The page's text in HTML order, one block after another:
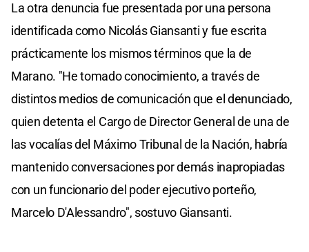
La otra denuncia fue presentada por una persona
identificada como Nicolás Giansanti y fue escrita
prácticamente los mismos términos que la de
Marano. "He tomado conocimiento, a través de
distintos medios de comunicación que el denunciado,
quien detenta el Cargo de Director General de una de
las vocalías del Máximo Tribunal de la Nación, habría
mantenido conversaciones por demás inapropiadas
con un funcionario del poder ejecutivo porteño,
Marcelo D'Alessandro", sostuvo Giansanti.